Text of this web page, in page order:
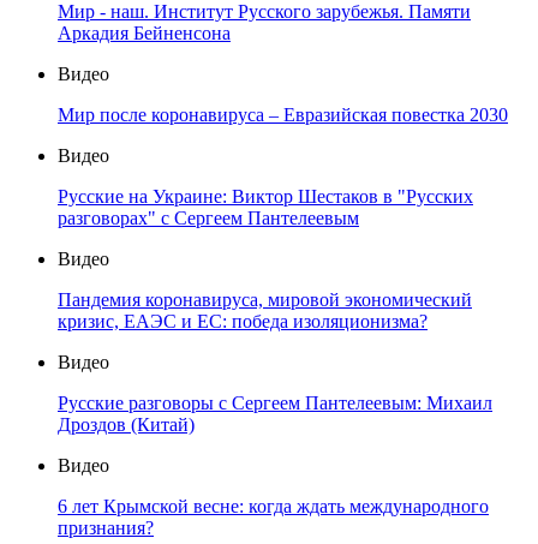
Мир - наш. Институт Русского зарубежья. Памяти
Аркадия Бейненсона
Видео
Мир после коронавируса – Евразийская повестка 2030
Видео
Русские на Украине: Виктор Шестаков в "Русских
разговорах" с Сергеем Пантелеевым
Видео
Пандемия коронавируса, мировой экономический
кризис, ЕАЭС и ЕС: победа изоляционизма?
Видео
Русские разговоры с Сергеем Пантелеевым: Михаил
Дроздов (Китай)
Видео
6 лет Крымской весне: когда ждать международного
признания?